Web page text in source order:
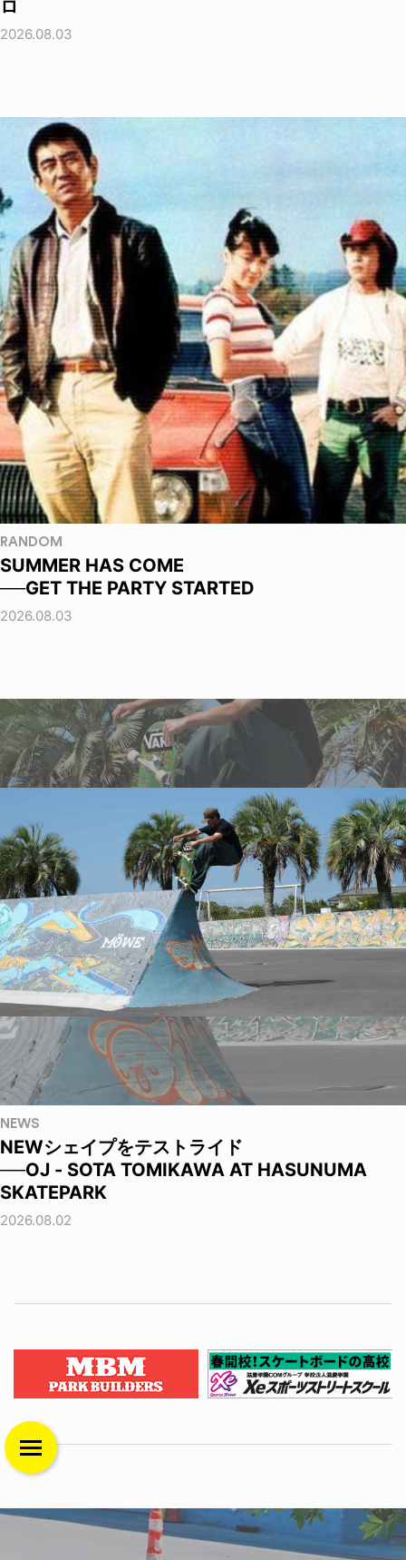
ロ
2026.08.03
RANDOM
SUMMER HAS COME
──GET THE PARTY STARTED
2026.08.03
NEWS
NEWシェイプをテストライド
──OJ - SOTA TOMIKAWA AT HASUNUMA
SKATEPARK
2026.08.02